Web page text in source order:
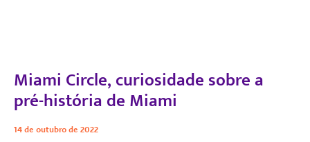
Miami Circle, curiosidade sobre a
pré-história de Miami
14 de outubro de 2022